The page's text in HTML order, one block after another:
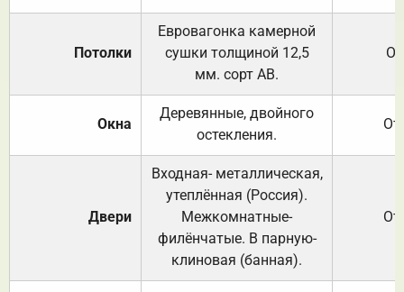
Потолки
Евровагонка камерной
сушки толщиной 12,5
мм. сорт АВ.
Окна
Деревянные, двойного
остекления.
Двери
Входная- металлическая,
утеплённая (Россия).
Межкомнатные-
филёнчатые. В парную-
клиновая (банная).